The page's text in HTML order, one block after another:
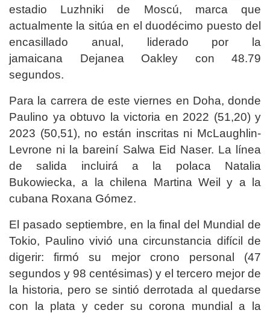
estadio Luzhniki de Moscú, marca que
actualmente la sitúa en el duodécimo puesto del
encasillado anual, liderado por la
jamaicana Dejanea Oakley con 48.79
segundos.
Para la carrera de este viernes en Doha, donde
Paulino ya obtuvo la victoria en 2022 (51,20) y
2023 (50,51), no están inscritas ni McLaughlin-
Levrone ni la bareiní Salwa Eid Naser. La línea
de salida incluirá a la polaca Natalia
Bukowiecka, a la chilena Martina Weil y a la
cubana Roxana Gómez.
El pasado septiembre, en la final del Mundial de
Tokio, Paulino vivió una circunstancia difícil de
digerir: firmó su mejor crono personal (47
segundos y 98 centésimas) y el tercero mejor de
la historia, pero se sintió derrotada al quedarse
con la plata y ceder su corona mundial a la